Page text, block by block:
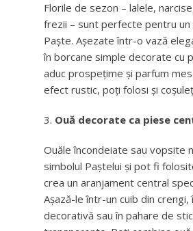
Florile de sezon – lalele,
frezii – sunt perfecte pentru un
Paște. Așezate într-o vază
în borcane simple decorate cu
aduc prospețime și parfum
efect rustic, poți folosi și
Ouă decorate ca piese
Ouăle încondeiate sau vopsite
simbolul Paștelui și pot fi
crea un aranjament central
Așază-le într-un cuib din
decorativă sau în pahare de